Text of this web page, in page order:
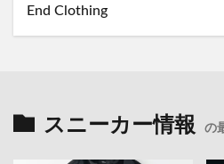
End Clothing
スニーカー情報 の